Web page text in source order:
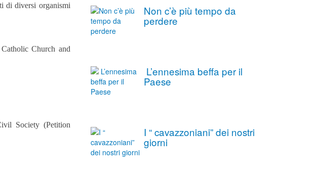
di diversi organismi
Church and
Society (Petition
Non c’è più tempo da
perdere
L’ennesima beffa per il
Paese
I “ cavazzoniani” dei nostri
giorni